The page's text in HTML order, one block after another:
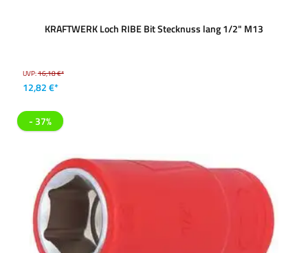
KRAFTWERK Loch RIBE Bit Stecknuss lang 1/2" M13
UVP:16,18 €*
12,82 €*
- 37%